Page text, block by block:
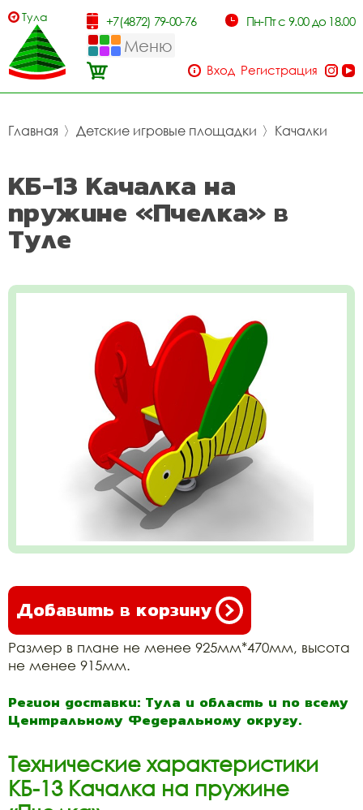
Тула +7(4872) 79-00-76 Пн-Пт с 9.00 до 18.00
Меню
Вход Регистрация
Главная 〉 Детские игровые площадки 〉 Качалки
КБ-13 Качалка на
пружине «Пчелка» в
Туле
Добавить в корзину
Размер в плане не менее 925мм*470мм, высота
не менее 915мм.
Регион доставки: Тула и область и по всему
Центральному Федеральному округу.
Технические характеристики
КБ-13 Качалка на пружине